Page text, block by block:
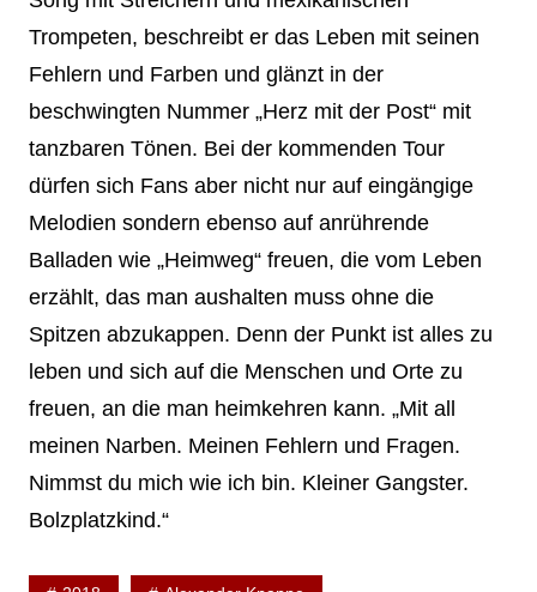
Trompeten, beschreibt er das Leben mit seinen
Fehlern und Farben und glänzt in der
beschwingten Nummer „Herz mit der Post“ mit
tanzbaren Tönen. Bei der kommenden Tour
dürfen sich Fans aber nicht nur auf eingängige
Melodien sondern ebenso auf anrührende
Balladen wie „Heimweg“ freuen, die vom Leben
erzählt, das man aushalten muss ohne die
Spitzen abzukappen. Denn der Punkt ist alles zu
leben und sich auf die Menschen und Orte zu
freuen, an die man heimkehren kann. „Mit all
meinen Narben. Meinen Fehlern und Fragen.
Nimmst du mich wie ich bin. Kleiner Gangster.
Bolzplatzkind.“